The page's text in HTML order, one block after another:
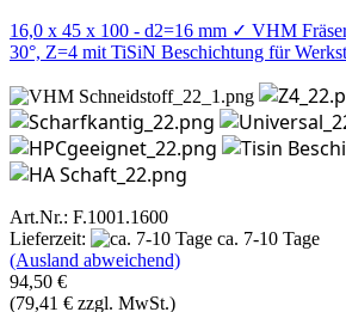
16,0 x 45 x 100 - d2=16 mm ✓ VHM
30°, Z=4 mit TiSiN Beschichtung für
Art.Nr.: F.1001.1600
Lieferzeit:
ca. 7-10 Tage
(Ausland abweichend)
94,50 €
(79,41 € zzgl. MwSt.)